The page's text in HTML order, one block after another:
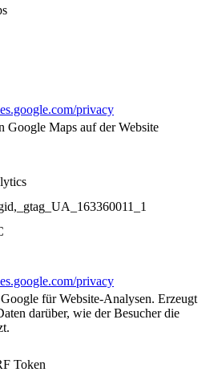
privacy
Google Maps auf der Website
privacy
für Website-Analysen. Erzeugt
darüber, wie der Besucher die
Token